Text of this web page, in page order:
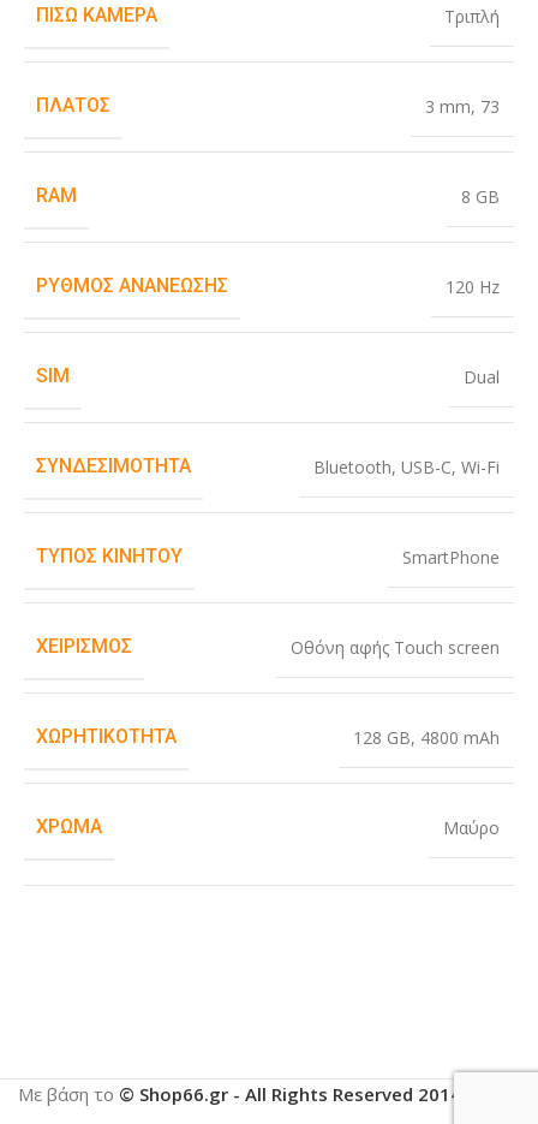
ΠΊΣΩ ΚΆΜΕΡΑ Τριπλή
ΠΛΆΤΟΣ 3 mm, 73
RAM 8 GB
ΡΥΘΜΌΣ ΑΝΑΝΈΩΣΗΣ 120 Hz
SIM Dual
ΣΥΝΔΕΣΙΜΌΤΗΤΑ Bluetooth, USB-C, Wi-Fi
ΤΎΠΟΣ ΚΙΝΗΤΟΎ SmartPhone
ΧΕΙΡΙΣΜΌΣ Οθόνη αφής Touch screen
ΧΩΡΗΤΙΚΌΤΗΤΑ 128 GB, 4800 mAh
ΧΡΏΜΑ Μαύρο
Με βάση το © Shop66.gr - All Rights Reserved 2014-2025